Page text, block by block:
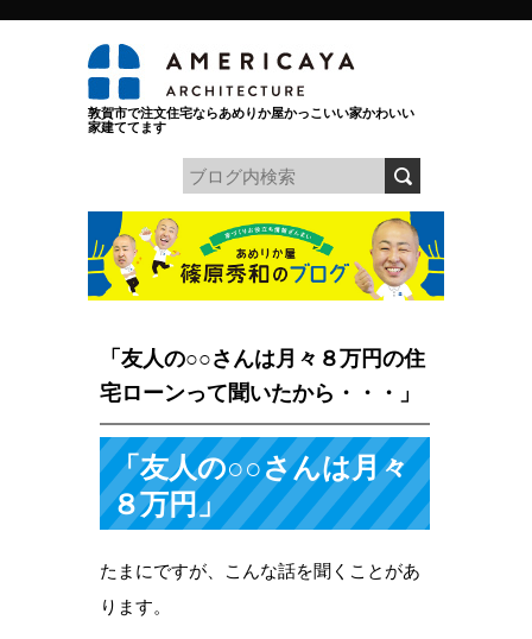
敦賀市で注文住宅ならあめりか屋かっこいい家かわいい
家建ててます
「友人の○○さんは月々８万円の住
宅ローンって聞いたから・・・」
「友人の○○さんは月々
８万円」
たまにですが、こんな話を聞くことがあ
ります。